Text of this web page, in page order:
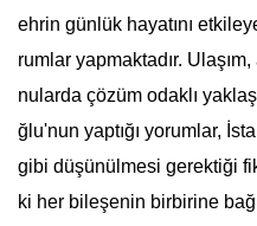
ehrin günlük hayatını
rumlar yapmaktadır.
nularda çözüm odaklı
ğlu'nun yaptığı yorumlar,
gibi düşünülmesi gerektiği
ki her bileşenin birbirine